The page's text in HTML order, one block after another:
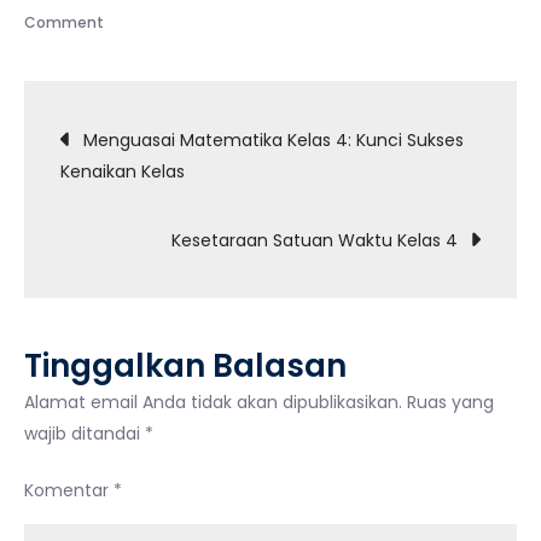
Comment
Satuan
Panjang
Navigasi
pos
Menguasai Matematika Kelas 4: Kunci Sukses
Kenaikan Kelas
Kesetaraan Satuan Waktu Kelas 4
Tinggalkan Balasan
Alamat email Anda tidak akan dipublikasikan. Ruas yang
wajib ditandai *
Komentar *